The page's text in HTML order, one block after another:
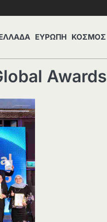
ΕΥΡΩΠΗ ΚΟΣΜΟΣ
Awards